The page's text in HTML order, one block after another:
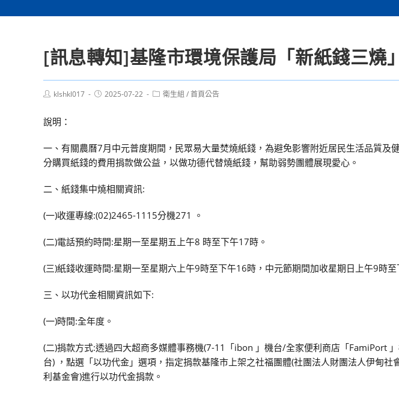
[訊息轉知]基隆市環境保護局「新紙錢三燒
Postklshkl017
Post2025-07-22
Post衛生組 /首頁公告
說明：
一、有關農曆7月中元普度期間，民眾易大量焚燒紙錢，為避免影響附近居民生活品質及
分購買紙錢的費用捐款做公益，以做功德代替燒紙錢，幫助弱勢團體展現愛心。
二、紙錢集中燒相關資訊:
(一)收運專線:(02)2465-1115分機271 。
(二)電話預約時間:星期一至星期五上午8 時至下午17時。
(三)紙錢收運時間:星期一至星期六上午9時至下午16時，中元節期間加收星期日上午9時至
三、以功代金相關資訊如下:
(一)時間:全年度。
(二)捐款方式:透過四大超商多媒體事務機(7-11「ibon 」機台/全家便利商店「FamiPort
台) ，點選「以功代金」選項，指定捐款基隆市上架之社福團體(社團法人財團法人伊甸
利基金會)進行以功代金捐款。